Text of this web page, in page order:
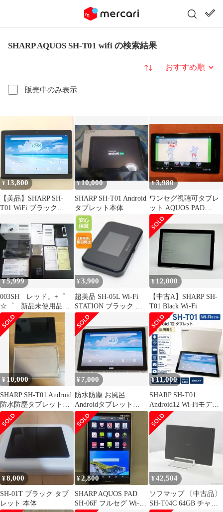
SHARP AQUOS SH-T01 wifi の検索結果
販売中のみ表示
並び替え
¥ 13,800
【美品】SHARP SH-
T01 WiFi ブラック
¥10,000
SHARP SH-T01 Android
タブレット本体
¥3,980
ワンセグ視聴可タブレ
ット AQUOS PAD
SHT21 4G LTE 16GB
¥5,999
003SH レッド。+゜
☆゜ 新品未使用品
★ ＊フルセット
¥3,900
超美品 SH-05L Wi-Fi
STATION ブラック ス
マホ 本体 白ロム 土日
祝発送OK
¥ 12,000
【中古A】SHARP SH-
T01 Black Wi-Fi
¥ 10,000
SHARP SH-T01 Android
防水防塵タブレット
おまけ付き
¥ 7,000
防水防塵 お風呂
Androidタブレット
AQUOS SH-T01 SHARP
¥11,000
SHARP SH-T01
Android12 Wi-Fiモデル
箱・説明書付
¥8,000
SH-01T ブラック タブ
レット 本体
¥2,800
SHARP AQUOS PAD
SH-06F フルセグ Wi-Fi
¥42,504
ソフマップ 〔中古品〕
SH-T04C 64GB チャコ